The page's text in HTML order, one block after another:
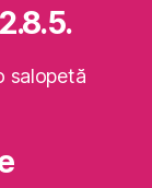
salopetă